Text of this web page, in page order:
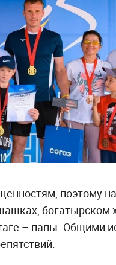
поэтому
– папы. Общими